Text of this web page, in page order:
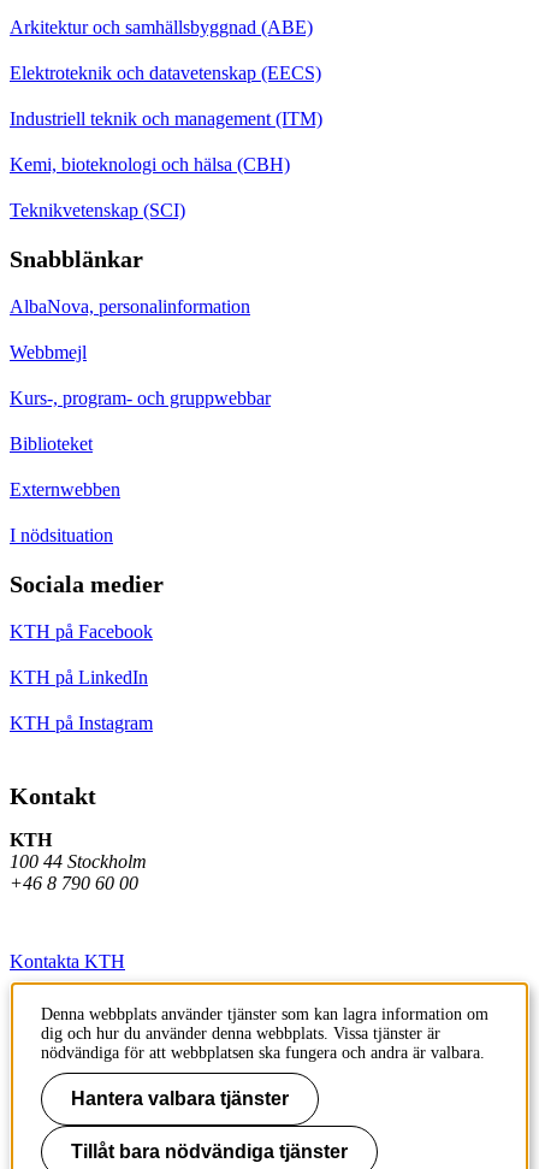
Arkitektur och samhällsbyggnad (ABE)
Elektroteknik och datavetenskap (EECS)
Industriell teknik och management (ITM)
Kemi, bioteknologi och hälsa (CBH)
Teknikvetenskap (SCI)
Snabblänkar
AlbaNova, personalinformation
Webbmejl
Kurs-, program- och gruppwebbar
Biblioteket
Externwebben
I nödsituation
Sociala medier
KTH på Facebook
KTH på LinkedIn
KTH på Instagram
Kontakt
KTH
100 44 Stockholm
+46 8 790 60 00
Kontakta KTH
Jobba på KTH
Press och media
Faktura och betalning KTH
Om KTH:s webbplatser
Denna webbplats använder tjänster som kan lagra information om
dig och hur du använder denna webbplats. Vissa tjänster är
nödvändiga för att webbplatsen ska fungera och andra är valbara.
Hantera valbara tjänster
Tillåt bara nödvändiga tjänster